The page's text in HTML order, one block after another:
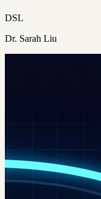
DSL
Dr. Sarah Liu